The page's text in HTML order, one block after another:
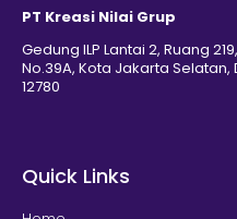
PT Kreasi Nilai Grup
Gedung ILP Lantai 2, Ruang
No.39A, Kota Jakarta
12780
Quick Links